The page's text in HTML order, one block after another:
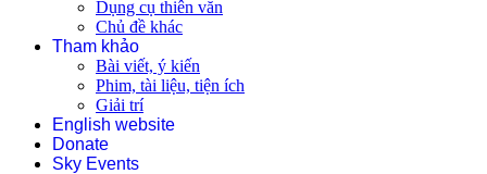
Dụng cụ thiên văn
Chủ đề khác
Tham khảo
Bài viết, ý kiến
Phim, tài liệu, tiện ích
Giải trí
English website
Donate
Sky Events